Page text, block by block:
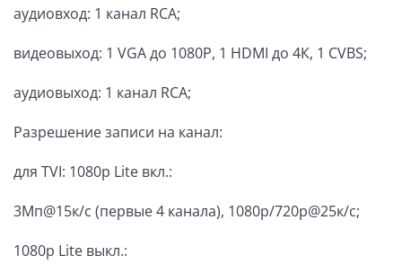
аудиовход: 1 канал RCA;
видеовыход: 1 VGA до 1080Р, 1 HDMI до 4К, 1 CVBS;
аудиовыход: 1 канал RCA;
Разрешение записи на канал:
для TVI: 1080p Lite вкл.:
3Мп@15к/с (первые 4 канала), 1080p/720p@25к/с;
1080p Lite выкл.: